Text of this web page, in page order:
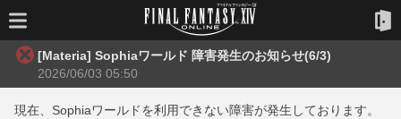
[Materia] Sophiaワールド 障害発生のお知らせ(6/3)
2026/06/03 05:50
現在、Sophiaワールドを利用できない障害が発生しております。